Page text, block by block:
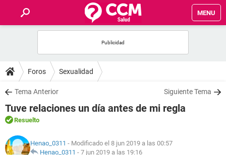
MENU
FOROS
SALUD
FAMILIA
NUTRICIÓN
Foros Sexualidad
Tema Anterior Siguiente Tema
Tuve relaciones un día antes de mi regla
Resuelto
Henao_0311 - Modificado el 8 jun 2019 a las 00:57
Henao_0311 - 7 jun 2019 a las 19:16